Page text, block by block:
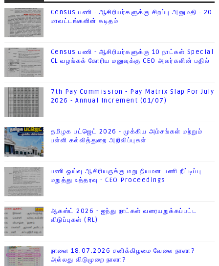
Census பணி - ஆசிரியர்களுக்கு சிறப்பு அனுமதி - 20
மாவட்டங்களின் கடிதம்
Census பணி - ஆசிரியர்களுக்கு 10 நாட்கள் Special
CL வழங்கக் கோரிய மனுவுக்கு CEO அவர்களின் பதில்
7th Pay Commission - Pay Matrix Slap For July
2026 - Annual Increment (01/07)
தமிழக பட்ஜெட் 2026 - முக்கிய அம்சங்கள் மற்றும்
பள்ளி கல்வித்துறை அறிவிப்புகள்
பணி ஓய்வு ஆசிரியருக்கு மறு நியமன பணி நீட்டிப்பு
மறுத்து உத்தரவு - CEO Proceedings
ஆகஸ்ட் 2026 - ஐந்து நாட்கள் வரையறுக்கப்பட்ட
விடுப்புகள் (RL)
நாளை 18.07.2026 சனிக்கிழமை வேலை நாளா?
அல்லது விடுமுறை நாளா?